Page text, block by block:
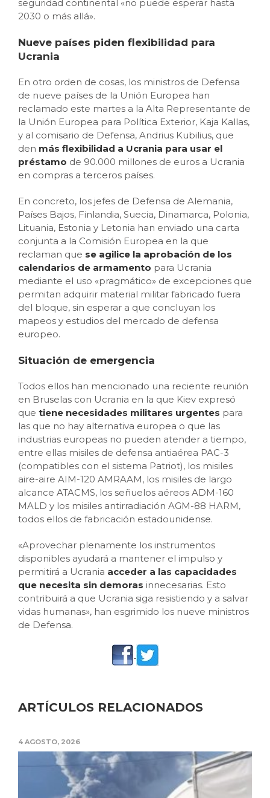
seguridad continental «no puede esperar hasta
2030 o más allá».
Nueve países piden flexibilidad para
Ucrania
En otro orden de cosas, los ministros de Defensa
de nueve países de la Unión Europea han
reclamado este martes a la Alta Representante de
la Unión Europea para Política Exterior, Kaja Kallas,
y al comisario de Defensa, Andrius Kubilius, que
den más flexibilidad a Ucrania para usar el
préstamo de 90.000 millones de euros a Ucrania
en compras a terceros países.
En concreto, los jefes de Defensa de Alemania,
Países Bajos, Finlandia, Suecia, Dinamarca, Polonia,
Lituania, Estonia y Letonia han enviado una carta
conjunta a la Comisión Europea en la que
reclaman que se agilice la aprobación de los
calendarios de armamento para Ucrania
mediante el uso «pragmático» de excepciones que
permitan adquirir material militar fabricado fuera
del bloque, sin esperar a que concluyan los
mapeos y estudios del mercado de defensa
europeo.
Situación de emergencia
Todos ellos han mencionado una reciente reunión
en Bruselas con Ucrania en la que Kiev expresó
que tiene necesidades militares urgentes para
las que no hay alternativa europea o que las
industrias europeas no pueden atender a tiempo,
entre ellas misiles de defensa antiaérea PAC-3
(compatibles con el sistema Patriot), los misiles
aire-aire AIM-120 AMRAAM, los misiles de largo
alcance ATACMS, los señuelos aéreos ADM-160
MALD y los misiles antirradiación AGM-88 HARM,
todos ellos de fabricación estadounidense.
«Aprovechar plenamente los instrumentos
disponibles ayudará a mantener el impulso y
permitirá a Ucrania acceder a las capacidades
que necesita sin demoras innecesarias. Esto
contribuirá a que Ucrania siga resistiendo y a salvar
vidas humanas», han esgrimido los nueve ministros
de Defensa.
ARTÍCULOS RELACIONADOS
4 AGOSTO, 2026